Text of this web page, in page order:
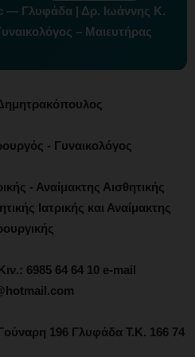
— Γλυφάδα | Δρ. Ιωάννης Κ.
– Μαιευτήρας
- Γυναικολόγος
- Αναίμακτης Αισθητικής
Ιατρικής και Αναίμακτης
6985 64 64 10 e-mail
196 Γλυφάδα Τ.Κ. 166 74